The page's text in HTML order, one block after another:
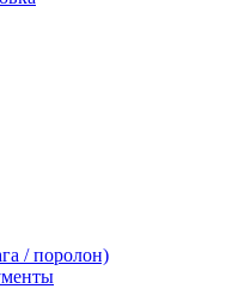
/ поролон)